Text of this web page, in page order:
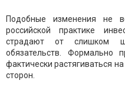
Подобные изменения не
российской практике
страдают от слишком
обязательств. Формально
фактически растягиваться
сторон.